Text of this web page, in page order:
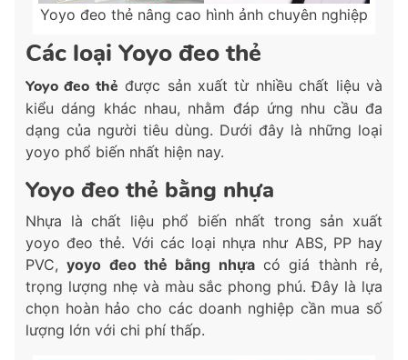
Yoyo đeo thẻ nâng cao hình ảnh chuyên nghiệp
Các loại Yoyo đeo thẻ
Yoyo đeo thẻ được sản xuất từ nhiều chất liệu và
kiểu dáng khác nhau, nhằm đáp ứng nhu cầu đa
dạng của người tiêu dùng. Dưới đây là những loại
yoyo phổ biến nhất hiện nay.
Yoyo đeo thẻ bằng nhựa
Nhựa là chất liệu phổ biến nhất trong sản xuất
yoyo đeo thẻ. Với các loại nhựa như ABS, PP hay
PVC,yoyo đeo thẻ bằng nhựacó giá thành rẻ,
trọng lượng nhẹ và màu sắc phong phú. Đây là lựa
chọn hoàn hảo cho các doanh nghiệp cần mua số
lượng lớn với chi phí thấp.